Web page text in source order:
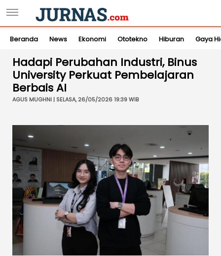
Beranda News Ekonomi Ototekno Hiburan Gaya
Hadapi Perubahan Industri, Binus
University Perkuat Pembelajaran
Berbais AI
AGUS MUGHNI | SELASA, 26/05/2026 19:39 WIB